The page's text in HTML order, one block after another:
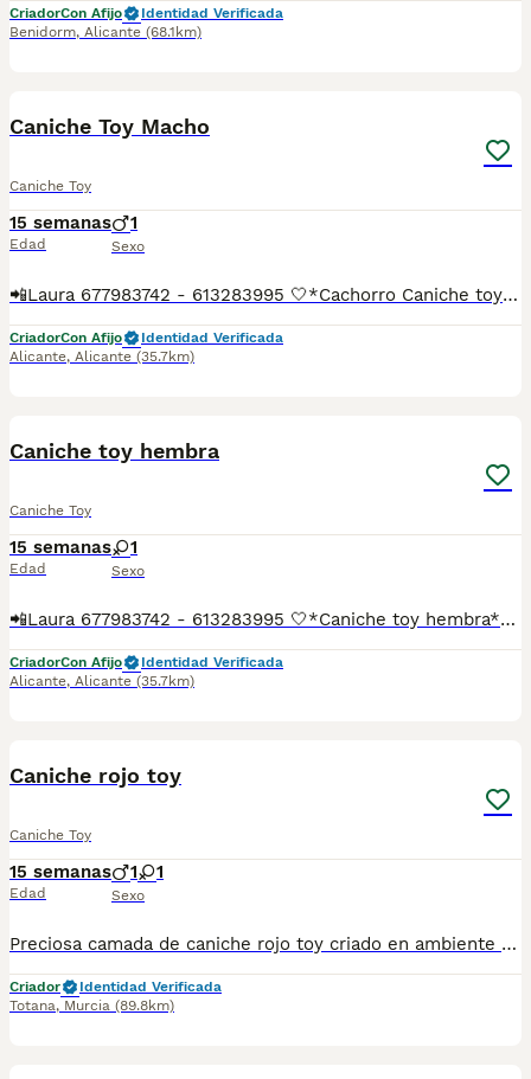
CriadorCon Afijo
Identidad Verificada
Benidorm, Alicante (68.1km)
Caniche Toy Macho
Caniche Toy
15 semanas
Edad
1
Sexo
📲Laura 677983742 - 613283995 🤍*Cachorro Caniche toy macho*🤍 ¿Buscas un nuevo compañero para tu hogar? ❤️ Tenemos preciosos cachorros listos para encontrar una familia responsable. ✅ Vacunados ✅ Desparasitados ✅ Cartilla sanitaria ✅ Garantías incluidas ✅ Máxima atención y cuidado Se hacen envíos a toda España: Andalucía: Almería, Cádiz, Córdoba, Granada, Huelva, Jaén, Málaga, Sevilla.Aragón: Huesca, Teruel, Zaragoza.Asturias: Oviedo.Baleares: Palma.Canarias: Las Palmas de Gran Canaria, Santa Cruz de Tenerife.Cantabria: Santander.Castilla-La Mancha: Albacete, Ciudad Real, Cuenca, Guadalajara, Toledo.Castilla y León: Ávila, Burgos, León, Palencia, Salamanca, Segovia, Soria, Valladolid, Zamora.Cataluña: Barcelona, Gerona (Girona), Lérida (Lleida), Tarragona.Comunidad Valenciana: Alicante, Castellón de la Plana, Valencia.Extremadura: Badajoz, Cáceres.Galicia: La Coruña (A Coruña), Lugo, Orense (Ourense), Pontevedra.La Rioja: Logroño.Madrid: Madrid.Murcia: Murcia.Navarra: Pamplona.País Vasco: Bilbao (Vizcaya), San Sebastián (Guipúzcoa), Vitoria (Álava). 🐾 Cachorros sanos, sociables y criados con mucho cariño. 📲 ¡Pregunta sin compromiso por disponibilidad, fotos y precios por mensaje privado!
CriadorCon Afijo
Identidad Verificada
Alicante, Alicante (35.7km)
Caniche toy hembra
Caniche Toy
15 semanas
Edad
1
Sexo
📲Laura 677983742 - 613283995 🤍*Caniche toy hembra*🤍 ¿Buscas un nuevo compañero para tu hogar? ❤️ Tenemos preciosos cachorros listos para encontrar una familia responsable. ✅ Vacunados ✅ Desparasitados ✅ Cartilla sanitaria ✅ Garantías incluidas ✅ Máxima atención y cuidado Se hacen envíos a toda España: Andalucía: Almería, Cádiz, Córdoba, Granada, Huelva, Jaén, Málaga, Sevilla.Aragón: Huesca, Teruel, Zaragoza.Asturias: Oviedo.Baleares: Palma.Canarias: Las Palmas de Gran Canaria, Santa Cruz de Tenerife.Cantabria: Santander.Castilla-La Mancha: Albacete, Ciudad Real, Cuenca, Guadalajara, Toledo.Castilla y León: Ávila, Burgos, León, Palencia, Salamanca, Segovia, Soria, Valladolid, Zamora.Cataluña: Barcelona, Gerona (Girona), Lérida (Lleida), Tarragona.Comunidad Valenciana: Alicante, Castellón de la Plana, Valencia.Extremadura: Badajoz, Cáceres.Galicia: La Coruña (A Coruña), Lugo, Orense (Ourense), Pontevedra.La Rioja: Logroño.Madrid: Madrid.Murcia: Murcia.Navarra: Pamplona.País Vasco: Bilbao (Vizcaya), San Sebastián (Guipúzcoa), Vitoria (Álava). 🐾 Cachorros sanos, sociables y criados con mucho cariño. 📲 ¡Pregunta sin compromiso por disponibilidad, fotos y precios por mensaje privado!
CriadorCon Afijo
Identidad Verificada
Alicante, Alicante (35.7km)
Caniche rojo toy
Caniche Toy
15 semanas
Edad
1 1
Sexo
Preciosa camada de caniche rojo toy criado en ambiente familiar con todas las vacunas y desparasitaciones al día. Se entrega con cartilla veterinaria y revisión veterinaria. Más info WhatsApp al 722440707
Criador
Identidad Verificada
Totana, Murcia (89.8km)